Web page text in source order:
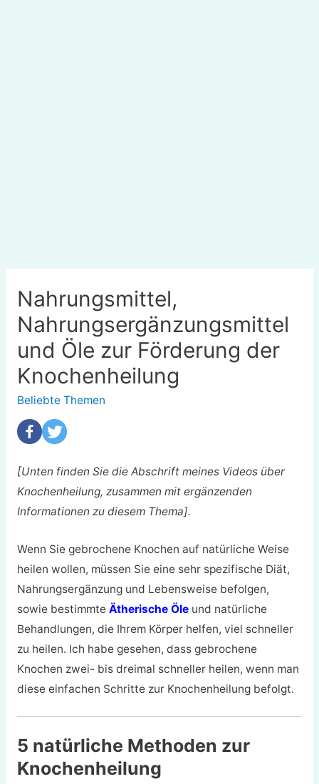
Nahrungsmittel,
Nahrungsergänzungsmittel
und Öle zur Förderung der
Knochenheilung
Beliebte Themen
[Unten finden Sie die Abschrift meines Videos über
Knochenheilung, zusammen mit ergänzenden
Informationen zu diesem Thema].
Wenn Sie gebrochene Knochen auf natürliche Weise
heilen wollen, müssen Sie eine sehr spezifische Diät,
Nahrungsergänzung und Lebensweise befolgen,
sowie bestimmte Ätherische Öleund natürliche
Behandlungen, die Ihrem Körper helfen, viel schneller
zu heilen. Ich habe gesehen, dass gebrochene
Knochen zwei- bis dreimal schneller heilen, wenn man
diese einfachen Schritte zur Knochenheilung befolgt.
5 natürliche Methoden zur
Knochenheilung